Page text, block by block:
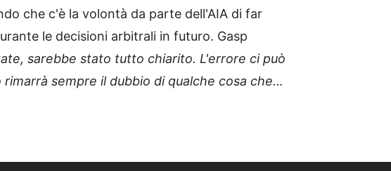
che c'è la volontà da parte dell'AIA di far
le decisioni arbitrali in futuro. Gasp
sarebbe stato tutto chiarito. L'errore ci può
sempre il dubbio di qualche cosa che…